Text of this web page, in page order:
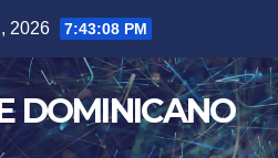
2026 7:43:09 PM
DOMINICANO